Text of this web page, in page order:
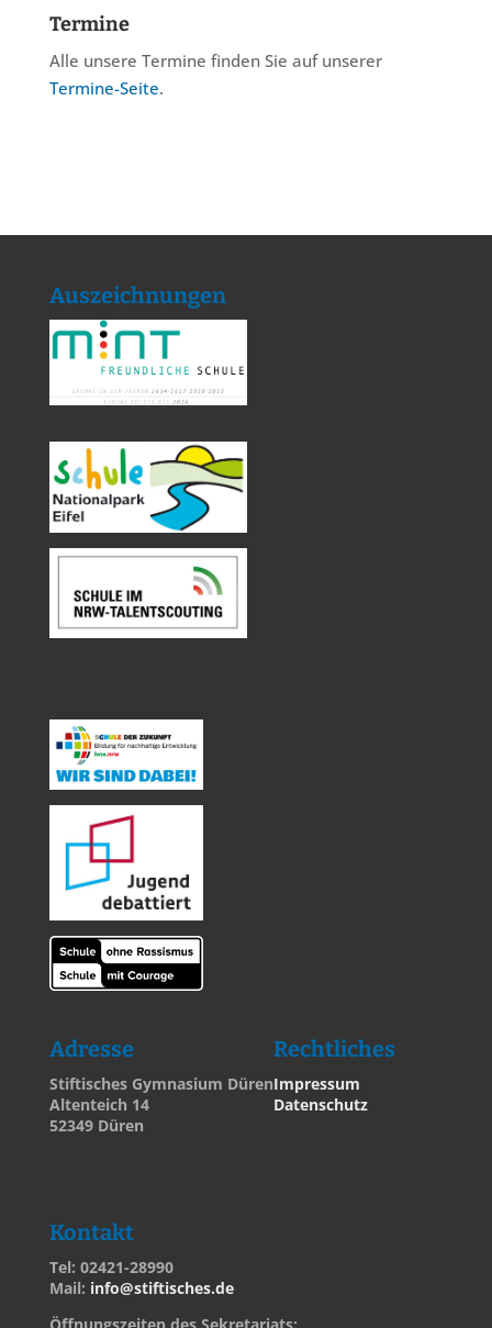
Termine
Alle unsere Termine finden Sie auf unserer
Termine-Seite.
Auszeichnungen
Adresse
Stiftisches Gymnasium Düren
Altenteich 14
52349 Düren
Rechtliches
Impressum
Datenschutz
Kontakt
Tel: 02421-28990
Mail: info@stiftisches.de
Öffnungszeiten des Sekretariats: